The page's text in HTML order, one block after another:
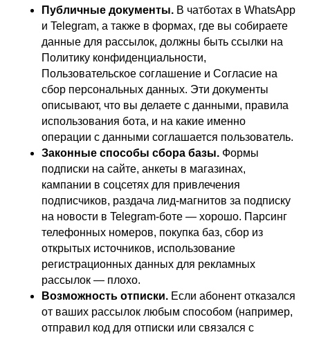
Публичные документы. В чатботах в WhatsApp
и Telegram, а также в формах, где вы собираете
данные для рассылок, должны быть ссылки на
Политику конфиденциальности,
Пользовательское соглашение и Согласие на
сбор персональных данных. Эти документы
описывают, что вы делаете с данными, правила
использования бота, и на какие именно
операции с данными соглашается пользователь.
Законные способы сбора базы. Формы
подписки на сайте, анкеты в магазинах,
кампании в соцсетях для привлечения
подписчиков, раздача лид-магнитов за подписку
на новости в Telegram-боте — хорошо. Парсинг
телефонных номеров, покупка баз, сбор из
открытых источников, использование
регистрационных данных для рекламных
рассылок — плохо.
Возможность отписки. Если абонент отказался
от ваших рассылок любым способом (например,
отправил код для отписки или связался с